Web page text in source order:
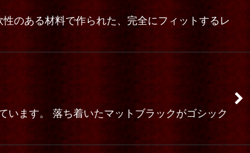
のある材料で作られた、完全にフィットするレ
ます。 落ち着いたマットブラックがゴシック